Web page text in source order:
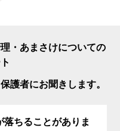
・あまさけについての
護者にお聞きします。
ちることがありま